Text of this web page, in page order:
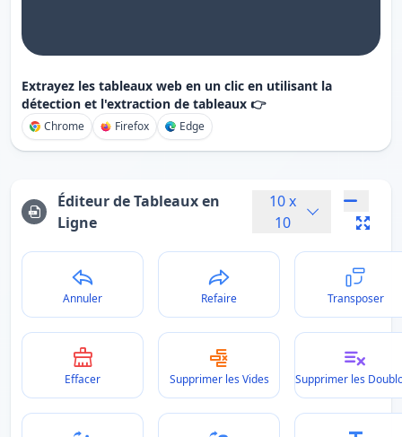
Extrayez les tableaux web en un clic en utilisant la
détection et l'extraction de tableaux 👉
Chrome Firefox Edge
Éditeur de Tableaux en
Ligne
10x
10
Annuler Refaire Transposer
Effacer Supprimer les Vides Supprimer les